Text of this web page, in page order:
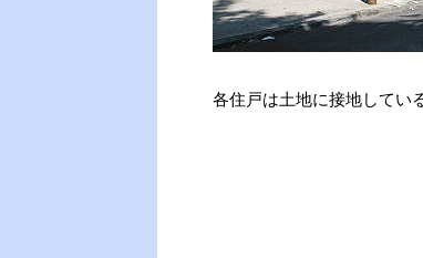
各住戸は土地に接地してい